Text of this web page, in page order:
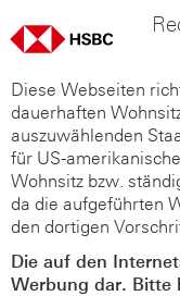
Diese Webseiten
dauerhaften
auszuwählenden
für US-
Wohnsitz bzw.
da die aufgeführten
den dortigen
Die auf den
Werbung dar. Bitte